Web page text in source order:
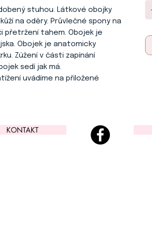
stuhou. Látkové obojky
na oděry. Průvlečné spony na
přetržení tahem. Obojek je
Obojek je anatomicky
Zúžení v části zapínání
sedí jak má.
uvádíme na přiložené
KONTAKT